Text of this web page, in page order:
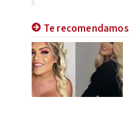
Te recomendamos